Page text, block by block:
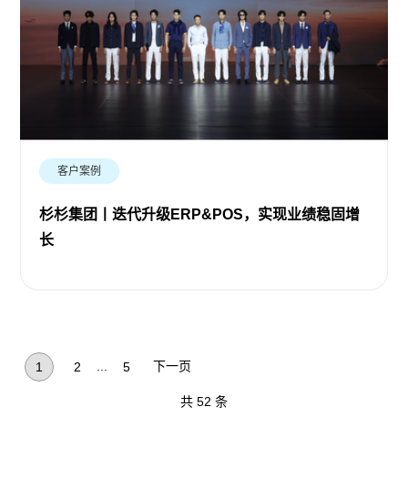
客户案例
杉杉集团丨迭代升级ERP&POS，实现业绩稳固增
长
1 2 ... 5 下一页
共 52 条